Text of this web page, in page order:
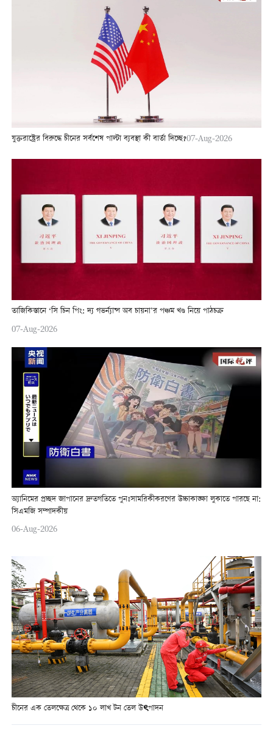
যুক্তরাষ্ট্রের বিরুদ্ধে চীনের সর্বশেষ পাল্টা ব্যবস্থা কী বার্তা দিচ্ছে?07-Aug-2026
তাজিকিস্তানে ‘সি চিন পিং: দ্য গভর্ন্যান্স অব চায়না’র পঞ্চম খণ্ড নিয়ে পাঠচক্র
07-Aug-2026
অ্যানিমের প্রচ্ছদ জাপানের দ্রুতগতিতে পুনঃসামরিকীকরণের উচ্চাকাঙ্ক্ষা লুকাতে পারছে না:
সিএমজি সম্পাদকীয়
06-Aug-2026
চীনের এক তেলক্ষেত্র থেকে ১০ লাখ টন তেল উৎপাদন